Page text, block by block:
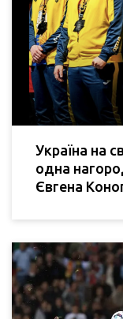
Україна на
одна
Євгена